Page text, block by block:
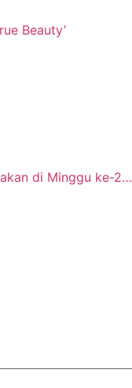
Beauty’
di Minggu ke-2…